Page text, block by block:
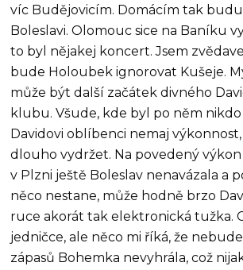
víc Budějovicím. Domácím tak budu
Boleslavi. Olomouc sice na Baníku
to byl nějakej koncert. Jsem
bude Holoubek ignorovat Kušeje.
může být další začátek divného
klubu. Všude, kde byl po něm
Davidovi oblíbenci nemaj
dlouho vydržet. Na povedený
v Plzni ještě Boleslav nenavázala a
něco nestane, může hodně brzo
ruce akorát tak elektronická tužka.
jedničce, ale něco mi říká, že
zápasů Bohemka nevyhrála, což